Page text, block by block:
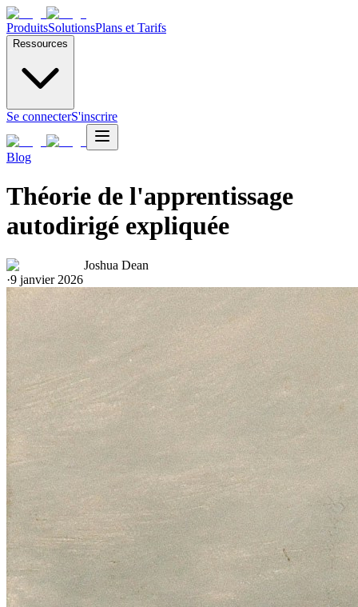
ProduitsSolutionsPlans et Tarifs
Ressources
Se connecterS'inscrire
Blog
Théorie de l'apprentissage
autodirigé expliquée
Joshua Dean
·9 janvier 2026